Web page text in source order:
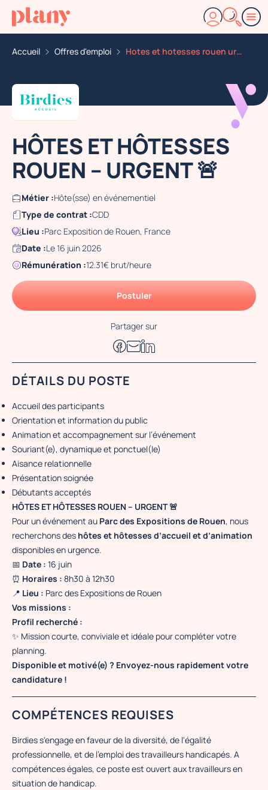
Accueil Offres d'emploi Hotes et hotesses rouen urgent
HÔTES ET HÔTESSES
ROUEN – URGENT 🚨
Métier :Hôte(sse) en événementiel
Type de contrat :CDD
Lieu :Parc Exposition de Rouen, France
Date :Le 16 juin 2026
Rémunération :12.31€ brut/heure
Postuler
Partager sur
DÉTAILS DU POSTE
Accueil des participants
Orientation et information du public
Animation et accompagnement sur l’événement
Souriant(e), dynamique et ponctuel(le)
Aisance relationnelle
Présentation soignée
Débutants acceptés
HÔTES ET HÔTESSES ROUEN – URGENT 🚨
Pour un événement au Parc des Expositions de Rouen, nous
recherchons des hôtes et hôtesses d’accueil et d’animation
disponibles en urgence.
📅 Date : 16 juin
⏰ Horaires : 8h30 à 12h30
📍 Lieu : Parc des Expositions de Rouen
Vos missions :
Profil recherché :
✨ Mission courte, conviviale et idéale pour compléter votre
planning.
Disponible et motivé(e) ? Envoyez-nous rapidement votre
candidature !
COMPÉTENCES REQUISES
Birdies s'engage en faveur de la diversité, de l'égalité
professionnelle, et de l'emploi des travailleurs handicapés. A
compétences égales, ce poste est ouvert aux travailleurs en
situation de handicap.